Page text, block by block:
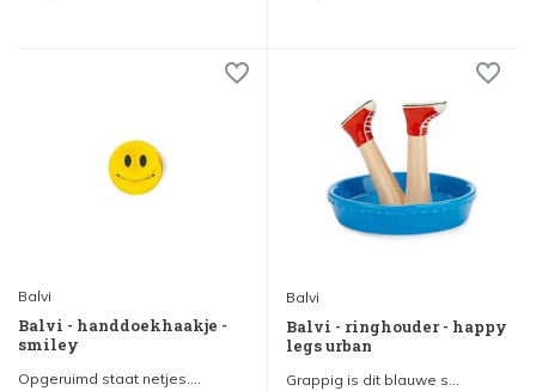
Balvi
Balvi - handdoekhaakje -
smiley
Opgeruimd staat netjes....
Balvi
Balvi - ringhouder - happy
legs urban
Grappig is dit blauwe s...